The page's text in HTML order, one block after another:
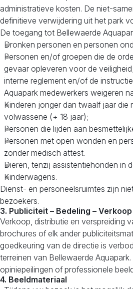
administratieve kosten. De niet-
definitieve verwijdering uit het park
De toegang tot Bellewaerde
Dronken personen en personen
Personen en/of groepen die de
gevaar opleveren voor de
interne reglement en/of de
Aquapark medewerkers weigeren
Kinderen jonger dan twaalf jaar die
volwassene (+ 18 jaar);
Personen die lijden aan
Personen met open wonden en
zonder medisch attest.
Dieren, tenzij assistentiehonden in
Kinderwagens.
Dienst- en personeelsruimtes zijn
bezoekers.
3. Publiciteit – Bedeling – Verkoop
Verkoop, distributie en verspreiding
brochures of elk ander
goedkeuring van de directie is
terreinen van Bellewaerde
opiniepeilingen of professionele
4. Beeldmateriaal